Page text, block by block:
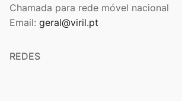
Chamada para rede móvel nacional
Email: geral@viril.pt
REDES